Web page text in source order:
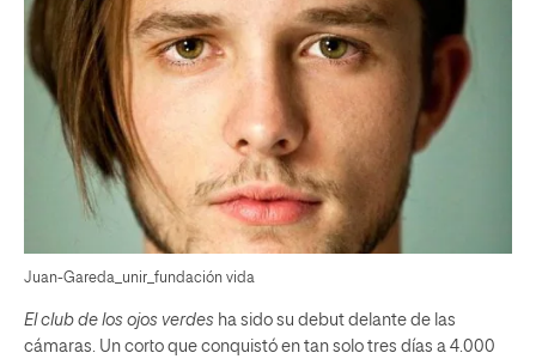
Juan-Gareda_unir_fundación vida
El club de los ojos verdes ha sido su debut delante de las
cámaras. Un corto que conquistó en tan solo tres días a 4.000